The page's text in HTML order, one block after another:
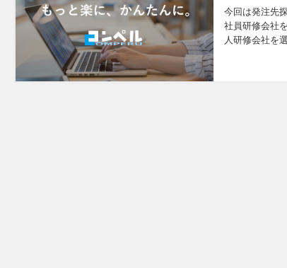
今回は発注先
社員研修会社
人研修会社を選ぶときの